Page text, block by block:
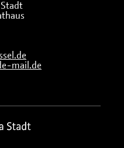
mail.de